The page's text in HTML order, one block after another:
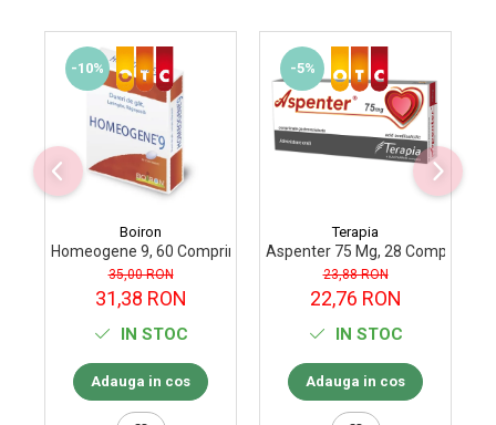
-10%
Boiron
Homeogene 9, 60 Comprimate
35,00 RON
31,38 RON
IN STOC
Adauga in cos
-5%
Terapia
Aspenter 75 Mg, 28
23,88 RON
22,76 RON
IN STOC
Adauga in cos